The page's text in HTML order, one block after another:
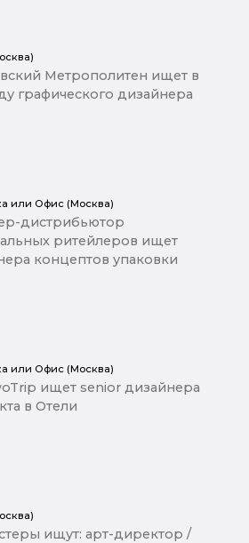
Метрополитен ищет в
графического дизайнера
или Офис (Москва)
дистрибьютор
ритейлеров ищет
концептов упаковки
или Офис (Москва)
ищет senior дизайнера
в Отели
ищут: арт-директор /